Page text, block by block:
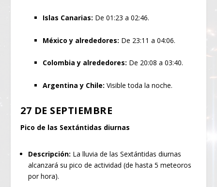
Islas Canarias: De 01:23 a 02:46.
México y alrededores: De 23:11 a 04:06.
Colombia y alrededores: De 20:08 a 03:40.
Argentina y Chile: Visible toda la noche.
27 DE SEPTIEMBRE
Pico de las Sextántidas diurnas
Descripción: La lluvia de las Sextántidas diurnas
alcanzará su pico de actividad (de hasta 5 meteoros
por hora).